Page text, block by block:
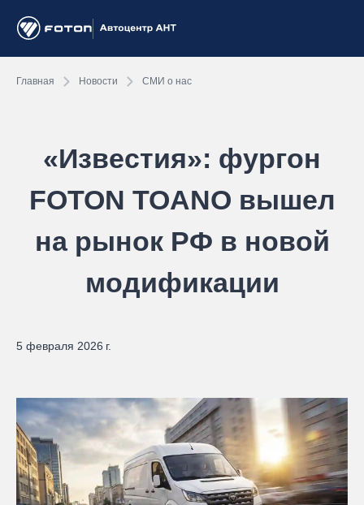
Главная Новости СМИ о нас
«Известия»: фургон
FOTON TOANO вышел
на рынок РФ в новой
модификации
5 февраля 2026 г.